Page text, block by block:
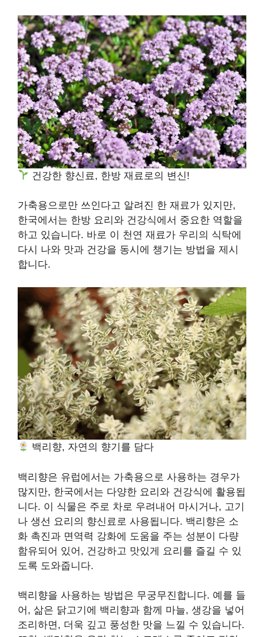
건강한 향신료, 한방 재료로의 변신!
가축용으로만 쓰인다고 알려진 한 재료가 있지만,
한국에서는 한방 요리와 건강식에서 중요한 역할을
하고 있습니다. 바로 이 천연 재료가 우리의 식탁에
다시 나와 맛과 건강을 동시에 챙기는 방법을 제시
합니다.
백리향, 자연의 향기를 담다
백리향은 유럽에서는 가축용으로 사용하는 경우가
많지만, 한국에서는 다양한 요리와 건강식에 활용됩
니다. 이 식물은 주로 차로 우려내어 마시거나, 고기
나 생선 요리의 향신료로 사용됩니다. 백리향은 소
화 촉진과 면역력 강화에 도움을 주는 성분이 다량
함유되어 있어, 건강하고 맛있게 요리를 즐길 수 있
도록 도와줍니다.
백리향을 사용하는 방법은 무궁무진합니다. 예를 들
어, 삶은 닭고기에 백리향과 함께 마늘, 생강을 넣어
조리하면, 더욱 깊고 풍성한 맛을 느낄 수 있습니다.